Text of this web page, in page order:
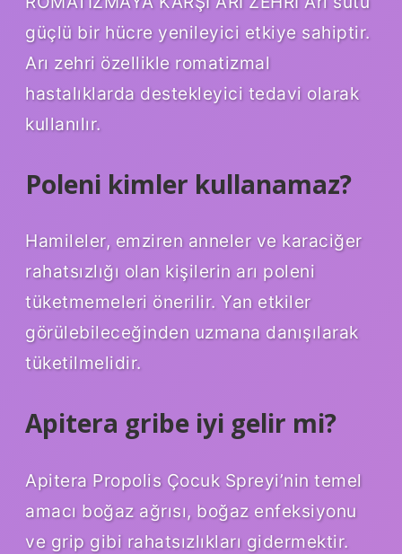
güçlü bir hücre yenileyici etkiye sahiptir.
Arı zehri özellikle romatizmal
hastalıklarda destekleyici tedavi olarak
kullanılır.
Poleni kimler kullanamaz?
Hamileler, emziren anneler ve karaciğer
rahatsızlığı olan kişilerin arı poleni
tüketmemeleri önerilir. Yan etkiler
görülebileceğinden uzmana danışılarak
tüketilmelidir.
Apitera gribe iyi gelir mi?
Apitera Propolis Çocuk Spreyi’nin temel
amacı boğaz ağrısı, boğaz enfeksiyonu
ve grip gibi rahatsızlıkları gidermektir.